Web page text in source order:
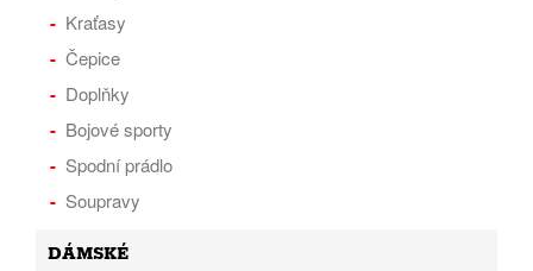
Kraťasy
Čepice
Doplňky
Bojové sporty
Spodní prádlo
Soupravy
DÁMSKÉ